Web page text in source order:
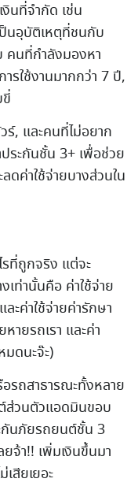
นที่จำกัด เช่น
นอุบัติเหตุที่ชนกับ
คนที่กำลังมองหา
รใช้งานมากกว่า 7 ปี,
ร์, และคนที่ไม่อยาก
ประกันชั้น 3+ เพื่อช่วย
ดค่าใช้จ่ายบางส่วนใน
ที่ถูกจริง แต่จะ
ท่านั้นคือ ค่าใช้จ่าย
ะค่าใช้จ่ายค่ารักษา
ายรถเรา และค่า
มดนะจ๊ะ)
รถสาธารณะทั้งหลาย
ส่วนตัวแอดมินขอบ
ะกันภัยรถยนต์ชั้น 3
จ้า!! เพิ่มเงินขึ้นมา
สียเยอะ